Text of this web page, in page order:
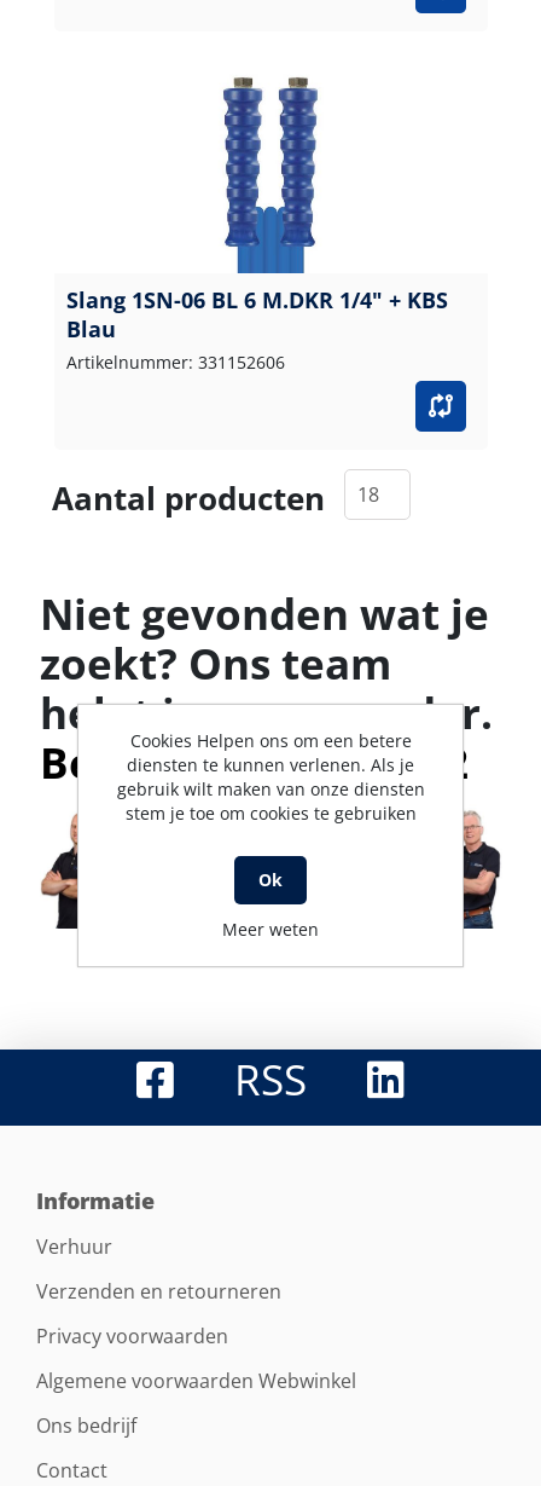
Slang 1SN-06 BL 6 M.DKR 1/4" + KBS
Blau
Artikelnummer: 331152606
Aantal producten
Niet gevonden wat je
zoekt? Ons team
helpt je graag verder.
Bel met 0316-523142
RSS
Informatie
Verhuur
Verzenden en retourneren
Privacy voorwaarden
Algemene voorwaarden Webwinkel
Ons bedrijf
Contact
Cookies Helpen ons om een betere
diensten te kunnen verlenen. Als je
gebruik wilt maken van onze diensten
stem je toe om cookies te gebruiken
Ok
Meer weten